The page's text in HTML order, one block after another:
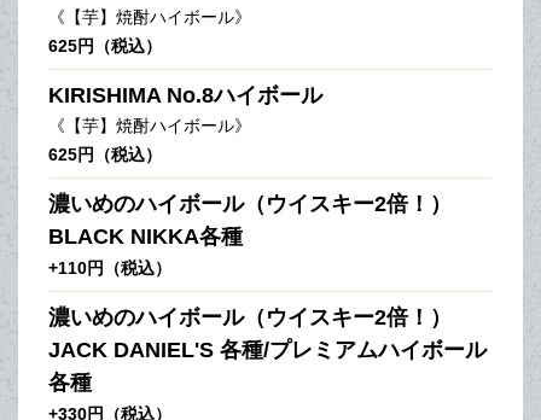
《【芋】焼酎ハイボール》
625円（税込）
KIRISHIMA No.8ハイボール
《【芋】焼酎ハイボール》
625円（税込）
濃いめのハイボール（ウイスキー2倍！）
BLACK NIKKA各種
+110円（税込）
濃いめのハイボール（ウイスキー2倍！）
JACK DANIEL'S 各種/プレミアムハイボール
各種
+330円（税込）